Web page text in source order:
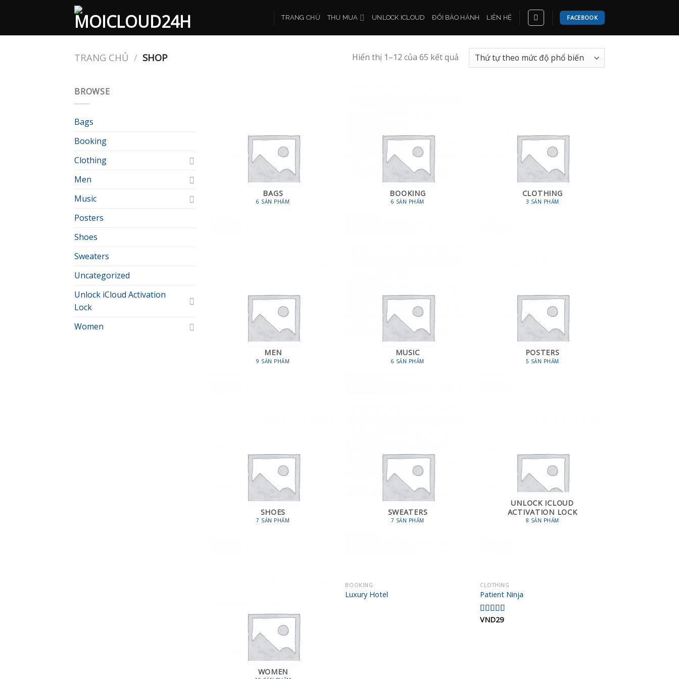
TRANG CHỦ THU MUA UNLOCK ICLOUD ĐỔI BẢO HÀNH LIÊN HỆ FACEBOOK
TRANG CHỦ / SHOP Hiển thị 1–12 của 65 kết quả
BROWSE
Bags
Booking
Clothing
Men
Music
Posters
Shoes
Sweaters
Uncategorized
Unlock iCloud Activation
Lock
Women
BAGS
6 SẢN PHẨM
BOOKING
6 SẢN PHẨM
CLOTHING
3 SẢN PHẨM
MEN
9 SẢN PHẨM
MUSIC
6 SẢN PHẨM
POSTERS
5 SẢN PHẨM
SHOES
7 SẢN PHẨM
SWEATERS
7 SẢN PHẨM
UNLOCK ICLOUD
ACTIVATION LOCK
8 SẢN PHẨM
WOMEN
BOOKING
Luxury Hotel
CLOTHING
Patient Ninja
Được xếp
VND29